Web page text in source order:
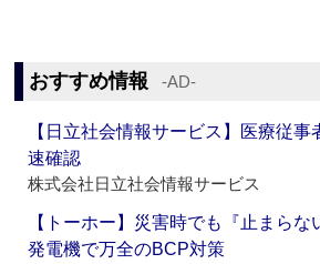
おすすめ情報 ‐AD‐
【日立社会情報サービス】医療従
速確認
株式会社日立社会情報サービス
【トーホー】災害時でも『止まら
発電機で万全のBCP対策